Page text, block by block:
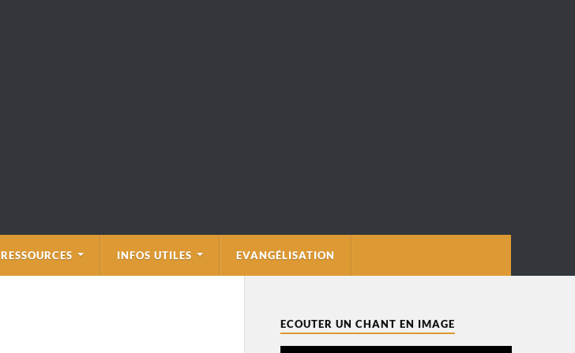
RESSOURCES INFOS UTILES EVANGÉLISATION
ECOUTER UN CHANT EN IMAGE